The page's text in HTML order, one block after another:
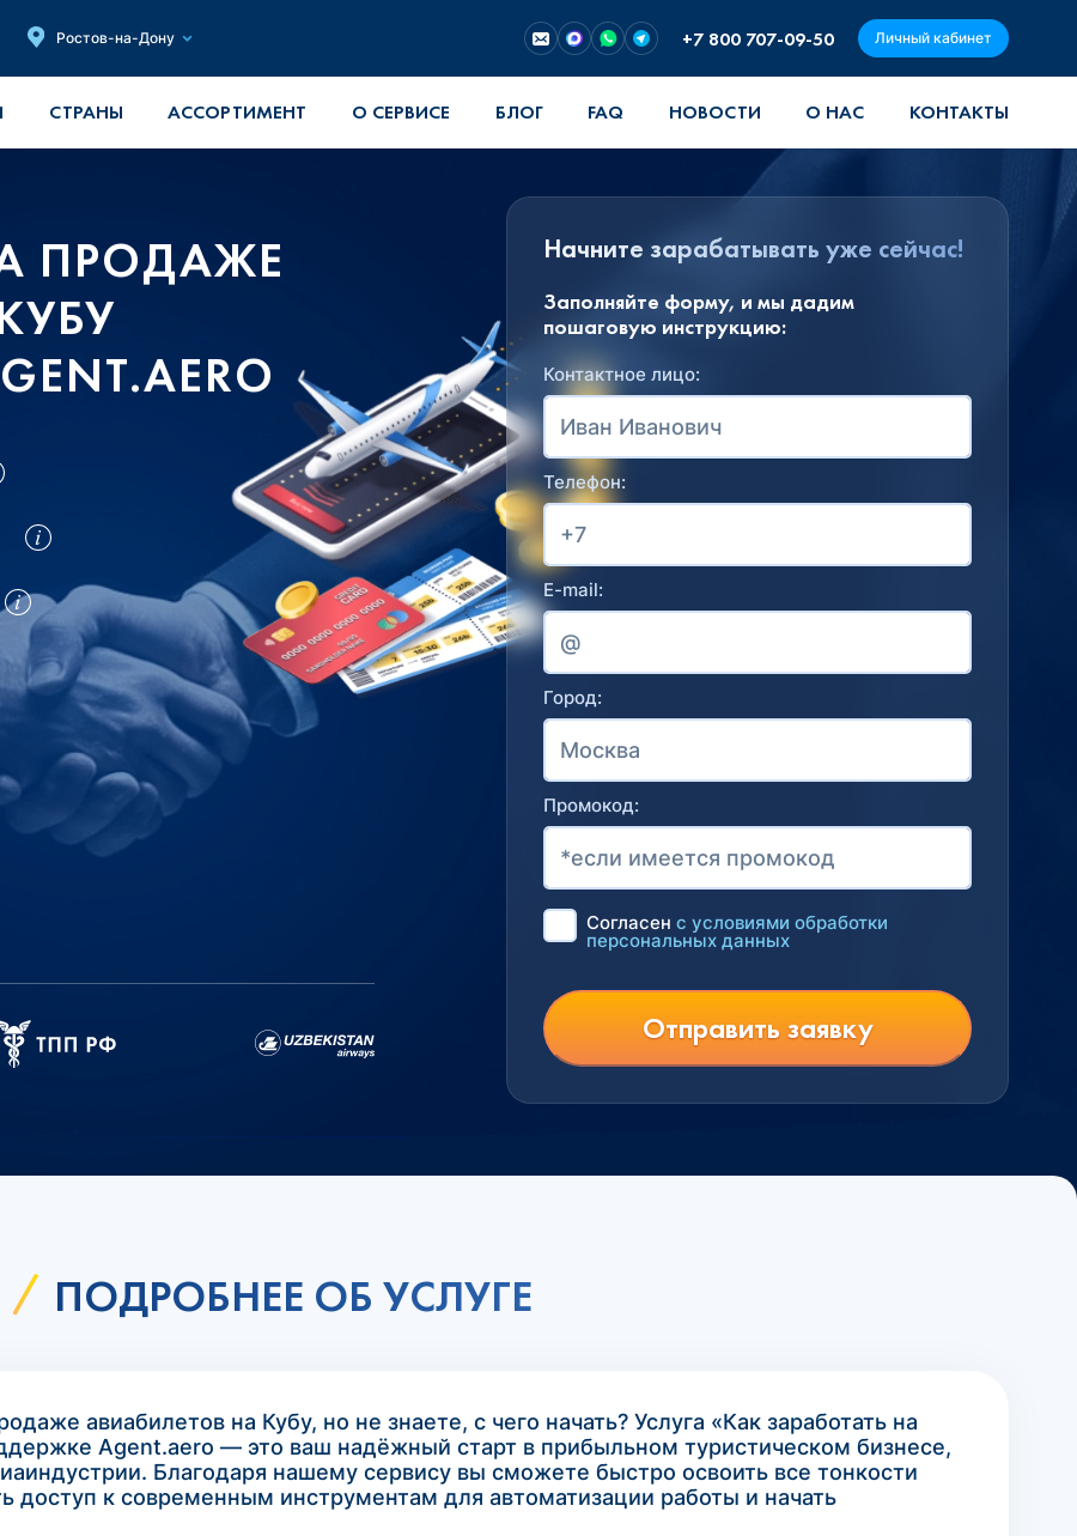
Ростов-на-Дону +7 800 707-09-50 Личный кабинет
СТРАНЫ АССОРТИМЕНТ О СЕРВИСЕ БЛОГ FAQ НОВОСТИ О НАС КОНТАКТЫ
ПРОДАЖЕ
Начните зарабатывать уже сейчас!
Заполняйте форму, и мы дадим
пошаговую инструкцию:
Контактное лицо:
Телефон:
E-mail:
Город:
Промокод:
Согласен с условиями обработки
персональных данных
Отправить заявку
ПОДРОБНЕЕ ОБ УСЛУГЕ
авиабилетов на Кубу, но не знаете, с чего начать? Услуга «Как заработать на
Agent.aero — это ваш надёжный старт в прибыльном туристическом бизнесе,
Благодаря нашему сервису вы сможете быстро освоить все тонкости
доступ к современным инструментам для автоматизации работы и начать